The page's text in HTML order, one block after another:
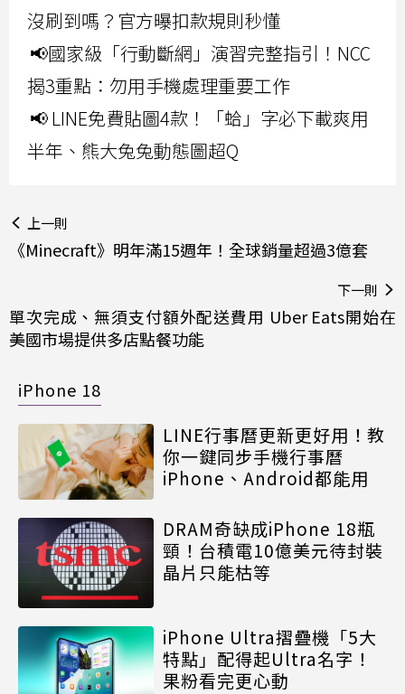
沒刷到嗎？官方曝扣款規則秒懂
📢國家級「行動斷網」演習完整指引！NCC
揭3重點：勿用手機處理重要工作
📢 LINE免費貼圖4款！「蛤」字必下載爽用
半年、熊大兔兔動態圖超Q
上一則
《Minecraft》明年滿15週年！全球銷量超過3億套
下一則
單次完成、無須支付額外配送費用 Uber Eats開始在
美國市場提供多店點餐功能
iPhone 18
LINE行事曆更新更好用！教
你一鍵同步手機行事曆
iPhone、Android都能用
DRAM奇缺成iPhone 18瓶
頸！台積電10億美元待封裝
晶片只能枯等
iPhone Ultra摺疊機「5大
特點」配得起Ultra名字！
果粉看完更心動